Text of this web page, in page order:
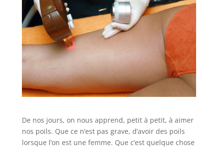
De nos jours, on nous apprend, petit à petit, à aimer
nos poils. Que ce n’est pas grave, d’avoir des poils
lorsque l’on est une femme. Que c’est quelque chose